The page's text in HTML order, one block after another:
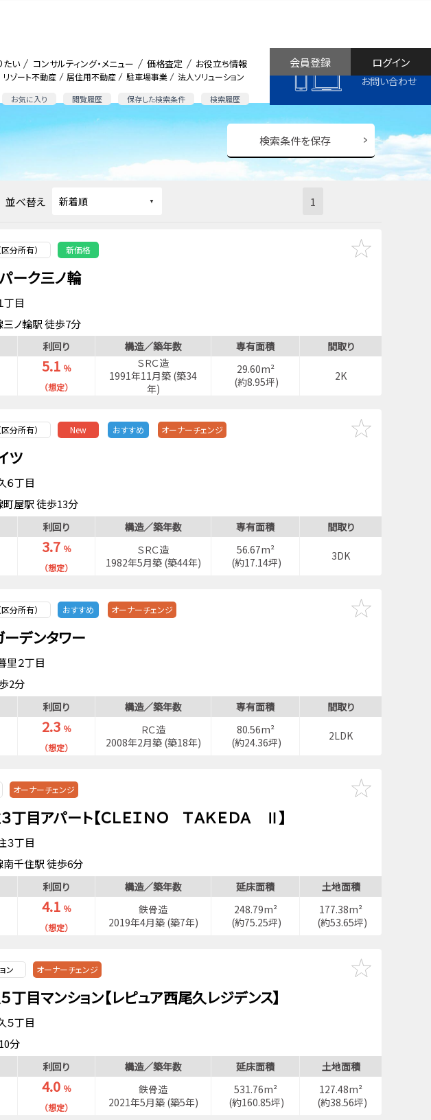
リゾート不動産 居住用不動産 駐車場事業 法人ソリューション
お気に入り 閲覧履歴 保存した検索条件 検索履歴
たい コンサルティング・メニュー 価格査定 お役立ち情報
お問い合わせ
ログイン
会員登録
検索条件を保存
並べ替え 1
分所有） 新価格
ーク三ノ輪
丁目
ノ輪駅 徒歩7分
12分
前駅 徒歩3分
利回り 構造／築年数 専有面積 間取り
5.1 ％
（想定）
ＳＲＣ造
1991年11月築 (築34
年)
29.60m²
(約8.95坪)
2K
分所有） New おすすめ オーナーチェンジ
ツ
６丁目
町屋駅 徒歩13分
熊野前駅 徒歩9分
丁目駅 徒歩7分
利回り 構造／築年数 専有面積 間取り
3.7 ％
（想定）
ＳＲＣ造
1982年5月築 (築44年)
56.67m²
(約17.14坪)
3DK
分所有） おすすめ オーナーチェンジ
ーデンタワー
里２丁目
2分
駅 徒歩2分
西日暮里駅 徒歩6分
利回り 構造／築年数 専有面積 間取り
2.3 ％
（想定）
ＲＣ造
2008年2月築 (築18年)
80.56m²
(約24.36坪)
2LDK
オーナーチェンジ
丁目アパート【ＣＬＥＩＮＯ ＴＡＫＥＤＡ Ⅱ】
３丁目
南千住駅 徒歩6分
8分
利回り 構造／築年数 延床面積 土地面積
4.1 ％
（想定）
鉄骨造
2019年4月築 (築7年)
248.79m²
(約75.25坪)
177.38m²
(約53.65坪)
ン オーナーチェンジ
目マンション【レピュア西尾久レジデンス】
５丁目
分
地前駅 徒歩2分
利回り 構造／築年数 延床面積 土地面積
4.0 ％
（想定）
鉄骨造
2021年5月築 (築5年)
531.76m²
(約160.85坪)
127.48m²
(約38.56坪)